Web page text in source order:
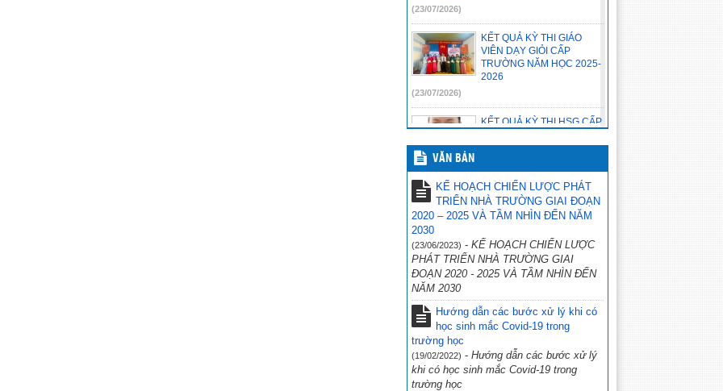
(23/07/2026)
KẾT QUẢ KỲ THI GIÁO
VIÊN DẠY GIỎI CẤP
TRƯỜNG NĂM HỌC 2025-
2026
(23/07/2026)
KẾT QUẢ KỲ THI HSG CẤP
HƯỞNG ỨNG NGÀY HỘI ”
THIẾU NHI VUI KHỎE-
TIẾN BƯỚC LÊN ĐOÀN”
CHƯƠNG TRÌNH SINH
HOẠT CHUYÊN ĐỀ EM
YÊU KHOA HỌC TỰ NHIÊN
📢 THÔNG BÁO HẠNG
TRƯỜNG HOÀNG VĂN
THỤ.
(23/07/2026)
VĂN BẢN
KẾ HOẠCH CHIẾN LƯỢC PHÁT
TRIỂN NHÀ TRƯỜNG GIAI ĐOẠN
2020 – 2025 VÀ TẦM NHÌN ĐẾN NĂM
2030
(23/06/2023) - KẾ HOẠCH CHIẾN LƯỢC
PHÁT TRIỂN NHÀ TRƯỜNG GIAI
ĐOẠN 2020 - 2025 VÀ TẦM NHÌN ĐẾN
NĂM 2030
Hướng dẫn các bước xử lý khi có
học sinh mắc Covid-19 trong
trường học
(19/02/2022) - Hướng dẫn các bước xử lý
khi có học sinh mắc Covid-19 trong
trường học